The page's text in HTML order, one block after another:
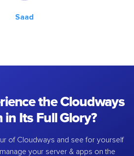
Saad
the Cloudways
Its Full Glory?
of Cloudways and see for yourself
your server & apps on the